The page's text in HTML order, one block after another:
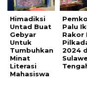
Himadiksi
Untad Buat
Gebyar
Untuk
Tumbuhkan
Minat
Literasi
Mahasiswa
Palu
Rakor
2024